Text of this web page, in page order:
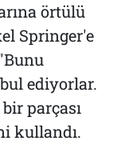
örtülü
Springer'e
ediyorlar.
parçası
kullandı.